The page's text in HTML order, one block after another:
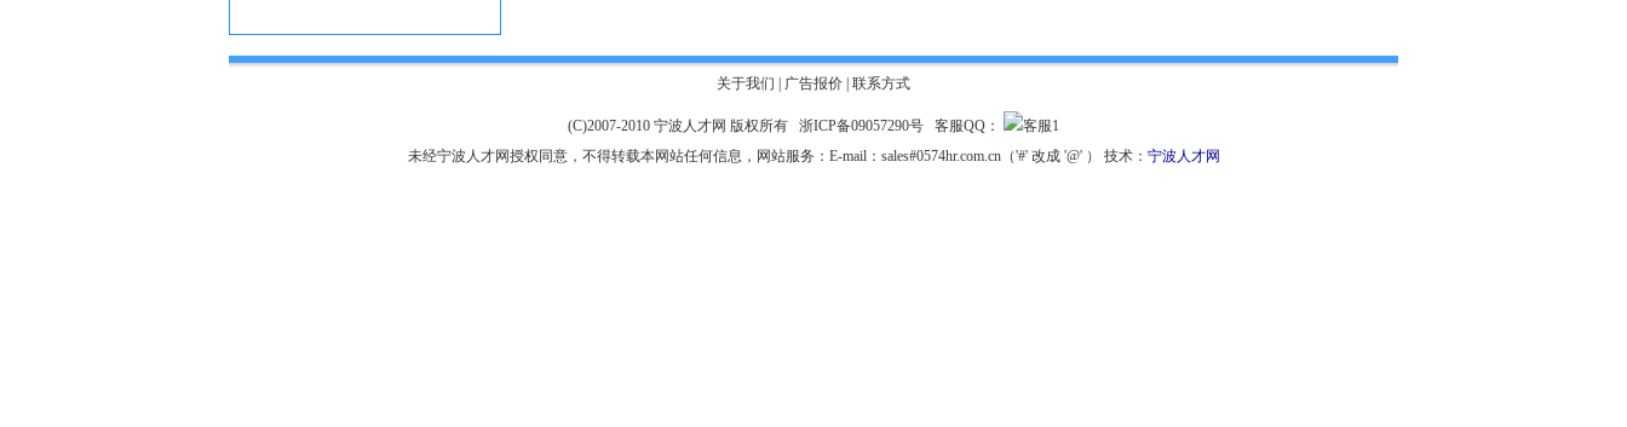
关于我们 广告报价 联系方式
(C)2007-2010 宁波人才网 版权所有 浙ICP备09057290号
客服QQ：
未经宁波人才网授权同意，不得转载本网站任何信息，网站服务：E-mail：sales#0574hr.com.cn（'#' 改成 '@' ） 技术： 宁波人才网